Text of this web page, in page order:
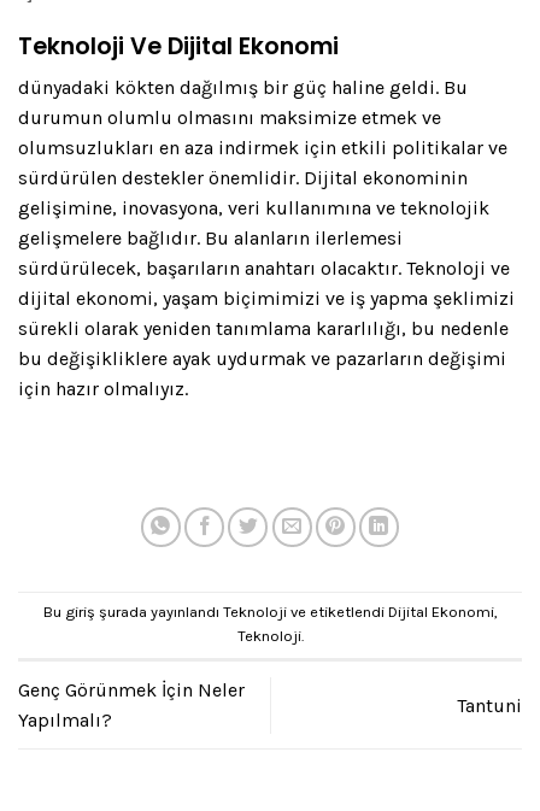
Teknoloji Ve Dijital Ekonomi
dünyadaki kökten dağılmış bir güç haline geldi. Bu
durumun olumlu olmasını maksimize etmek ve
olumsuzlukları en aza indirmek için etkili politikalar ve
sürdürülen destekler önemlidir. Dijital ekonominin
gelişimine, inovasyona, veri kullanımına ve teknolojik
gelişmelere bağlıdır. Bu alanların ilerlemesi
sürdürülecek, başarıların anahtarı olacaktır. Teknoloji ve
dijital ekonomi, yaşam biçimimizi ve iş yapma şeklimizi
sürekli olarak yeniden tanımlama kararlılığı, bu nedenle
bu değişikliklere ayak uydurmak ve pazarların değişimi
için hazır olmalıyız.
Bu giriş şurada yayınlandı Teknolojive etiketlendi Dijital Ekonomi,
Teknoloji.
Genç Görünmek İçin Neler
Yapılmalı?
Tantuni